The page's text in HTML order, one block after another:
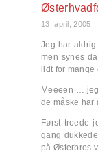
13. april, 2005
Jeg har
men synes
lidt for
Meeeen …
de måske
Først troede
gang
på Østerbros